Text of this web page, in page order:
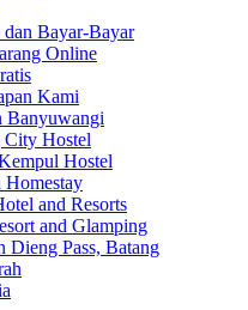
Bayar-Bayar
Online
Kami
Banyuwangi
City Hostel
Hostel
Homestay
and Resorts
and Glamping
Dieng Pass, Batang